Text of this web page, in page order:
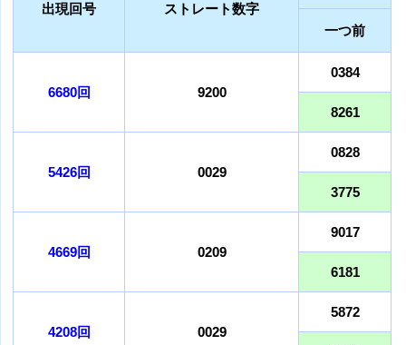
出現回号 ストレート数字
一つ前
6680回 9200
0384
8261
5426回 0029
0828
3775
4669回 0209
9017
6181
4208回 0029
5872